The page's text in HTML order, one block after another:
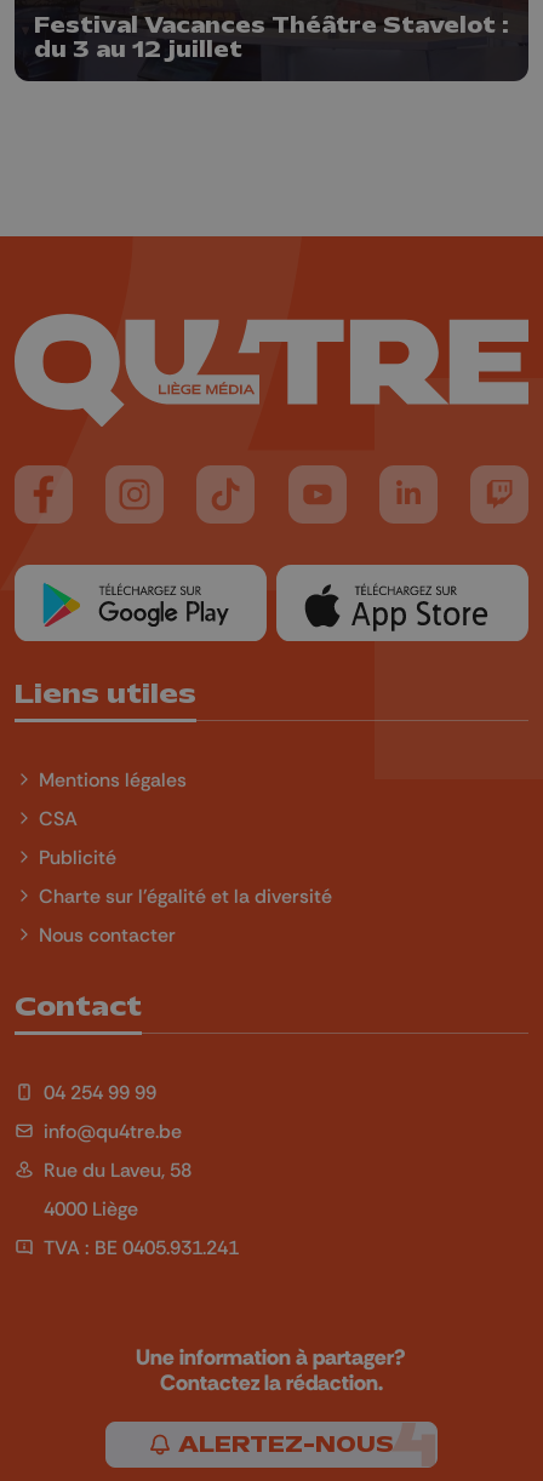
Festival Vacances Théâtre Stavelot :
du 3 au 12 juillet
Suivez-nous sur FaceBook
Suivez-nous sur Instagram
Suivez-nous sur TikTok
Suivez-nous sur YouTube
Suivez-nous
Liens utiles
Mentions légales
CSA
Publicité
Charte sur l'égalité et la diversité
Nous contacter
Contact
04 254 99 99
info@qu4tre.be
Rue du Laveu, 58
4000 Liège
TVA : BE 0405.931.241
Une information à partager?
Contactez la rédaction.
ALERTEZ-NOUS